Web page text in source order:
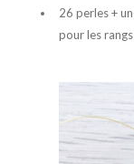
26 perles +
pour les